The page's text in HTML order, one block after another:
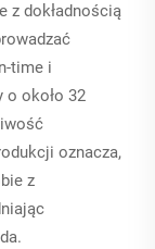
z dokładnością
time i
o około 32
oznacza,
z